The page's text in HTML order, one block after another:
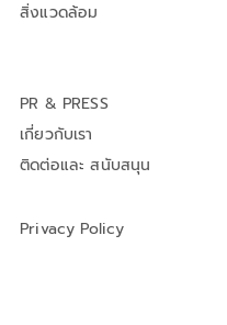
สิ่งแวดล้อม
PR & PRESS
เกี่ยวกับเรา
ติดต่อและ สนับสนุน
Privacy Policy